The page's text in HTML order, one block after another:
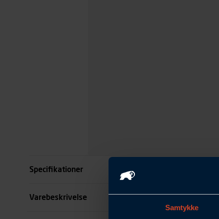
Samtykke
Specifikationer
Størrelse
Varebeskrivelse